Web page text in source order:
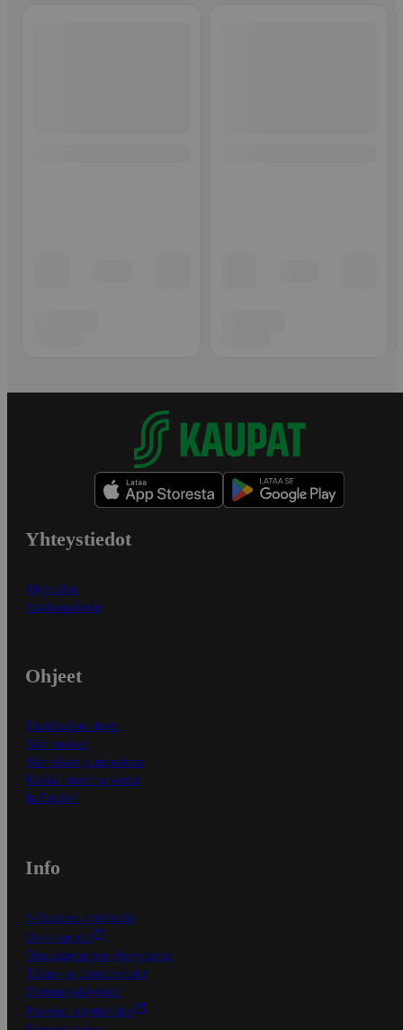
Yhteystiedot
Myymälät
Asiakaspalvelu
Ohjeet
Ensitilaajan ohjeet
Näin maksat
Näin tilaat ja muokkaat
Kaikki ohjeet ja vinkit
In English
Info
S-Business yrityksille
Oiva-raportit
Osuuskauppojen yhteystiedot
Tilaus- ja toimitusehdot
Tietosuojakäytäntö
Palvelun käyttöehdot